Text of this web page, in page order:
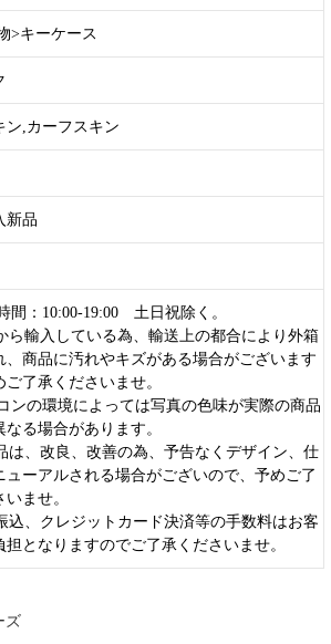
>キーケース
ン,カーフスキン
新品
間：10:00-19:00 土日祝除く。
ら輸入している為、輸送上の都合により外箱
、商品に汚れやキズがある場合がございます
ご了承くださいませ。
ンの環境によっては写真の色味が実際の商品
なる場合があります。
は、改良、改善の為、予告なくデザイン、仕
ューアルされる場合がございので、予めご了
ませ。
込、クレジットカード決済等の手数料はお客
担となりますのでご了承くださいませ。
ズ